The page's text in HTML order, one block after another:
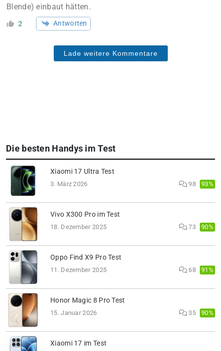
Blende) einbaut hätten.
2 Antworten
Lade weitere Kommentare
Die besten Handys im Test
Xiaomi 17 Ultra Test
3. März 2026 98 93%
Vivo X300 Pro im Test
18. Dezember 2025 73 90%
Oppo Find X9 Pro Test
11. Dezember 2025 68 91%
Honor Magic 8 Pro Test
15. Januar 2026 35 90%
Xiaomi 17 im Test